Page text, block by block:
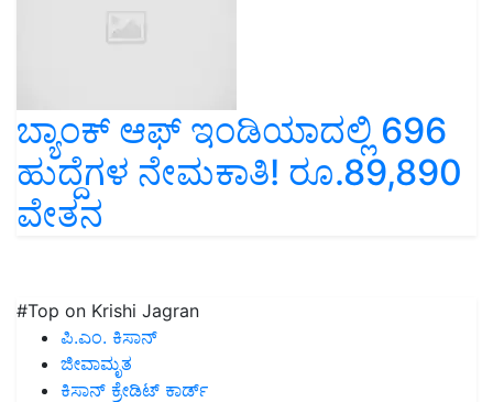
ಬ್ಯಾಂಕ್ ಆಫ್ ಇಂಡಿಯಾದಲ್ಲಿ 696
ಹುದ್ದೆಗಳ ನೇಮಕಾತಿ! ರೂ.89,890
ವೇತನ
#Top on Krishi Jagran
ಪಿ.ಎಂ. ಕಿಸಾನ್
ಜೀವಾಮೃತ
ಕಿಸಾನ್ ಕ್ರೇಡಿಟ್ ಕಾರ್ಡ್